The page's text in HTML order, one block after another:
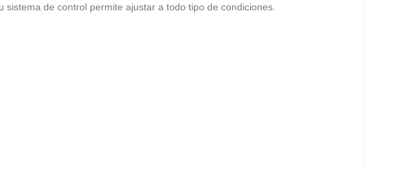
de control permite ajustar a todo tipo de condiciones.